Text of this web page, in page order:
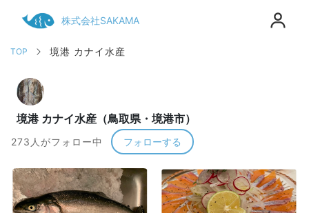
株式会社SAKAMA
TOP 境港 カナイ水産
境港 カナイ水産（鳥取県・境港市）
273人がフォロー中 フォローする